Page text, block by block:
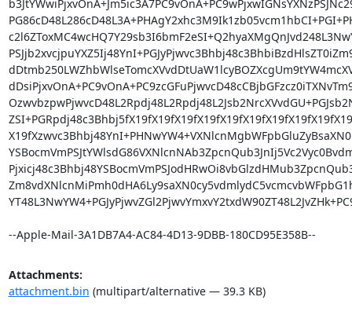
Attachments:
attachment.bin (multipart/alternative — 39.3 KB)